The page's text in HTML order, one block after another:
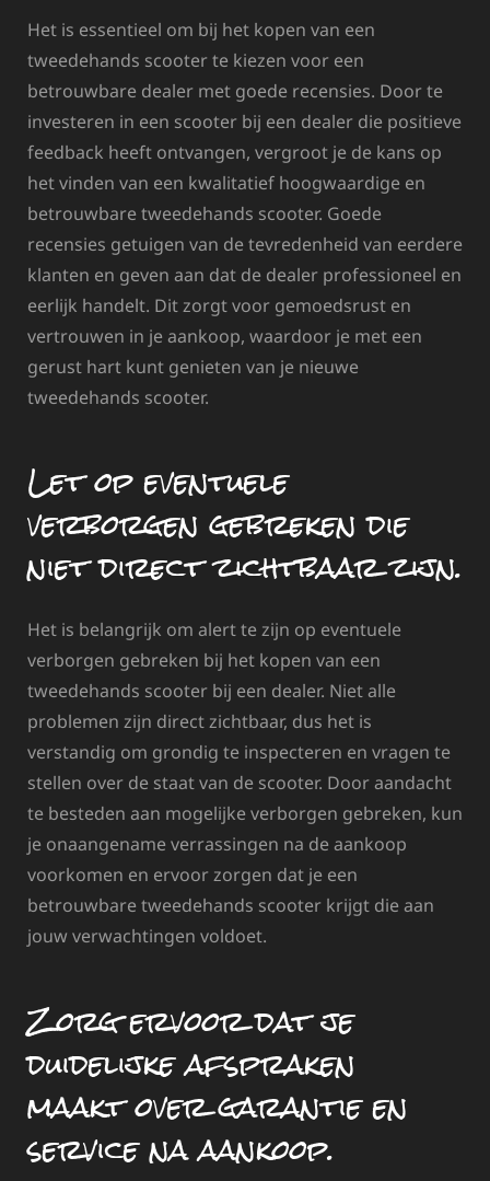
Het is essentieel om bij het kopen van een
tweedehands scooter te kiezen voor een
betrouwbare dealer met goede recensies. Door te
investeren in een scooter bij een dealer die positieve
feedback heeft ontvangen, vergroot je de kans op
het vinden van een kwalitatief hoogwaardige en
betrouwbare tweedehands scooter. Goede
recensies getuigen van de tevredenheid van eerdere
klanten en geven aan dat de dealer professioneel en
eerlijk handelt. Dit zorgt voor gemoedsrust en
vertrouwen in je aankoop, waardoor je met een
gerust hart kunt genieten van je nieuwe
tweedehands scooter.
Let op eventuele
verborgen gebreken die
niet direct zichtbaar zijn.
Het is belangrijk om alert te zijn op eventuele
verborgen gebreken bij het kopen van een
tweedehands scooter bij een dealer. Niet alle
problemen zijn direct zichtbaar, dus het is
verstandig om grondig te inspecteren en vragen te
stellen over de staat van de scooter. Door aandacht
te besteden aan mogelijke verborgen gebreken, kun
je onaangename verrassingen na de aankoop
voorkomen en ervoor zorgen dat je een
betrouwbare tweedehands scooter krijgt die aan
jouw verwachtingen voldoet.
Zorg ervoor dat je
duidelijke afspraken
maakt over garantie en
service na aankoop.